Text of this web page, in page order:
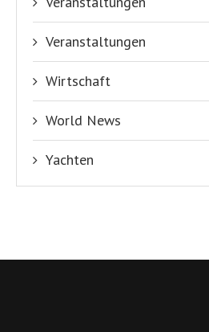
Veranstaltungen
Wirtschaft
World News
Yachten